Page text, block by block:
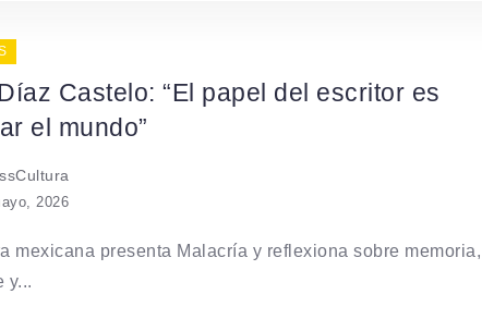
Castelo: “El papel del escritor es
el mundo”
2026
mexicana presenta Malacría y reflexiona sobre memoria,
y...